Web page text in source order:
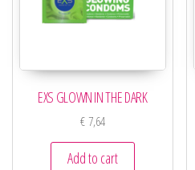
EXS GLOWN IN THE DARK
€7,64
Add to cart